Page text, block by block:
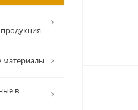
материалы
в